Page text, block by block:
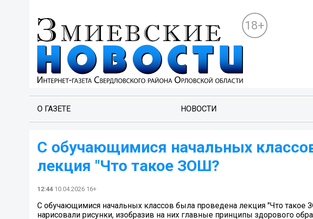
18+
О ГАЗЕТЕ НОВОСТИ
С обучающимися начальных
лекция "Что такое ЗОШ?
12:44 10.04.2026 16+
С обучающимися начальных классов была проведена лекция "Что такое
нарисовали рисунки, изобразив на них главные принципы здорового